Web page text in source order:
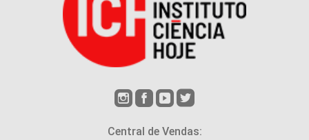
Central de Vendas: